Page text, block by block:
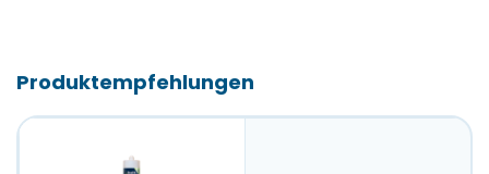
Produktempfehlungen